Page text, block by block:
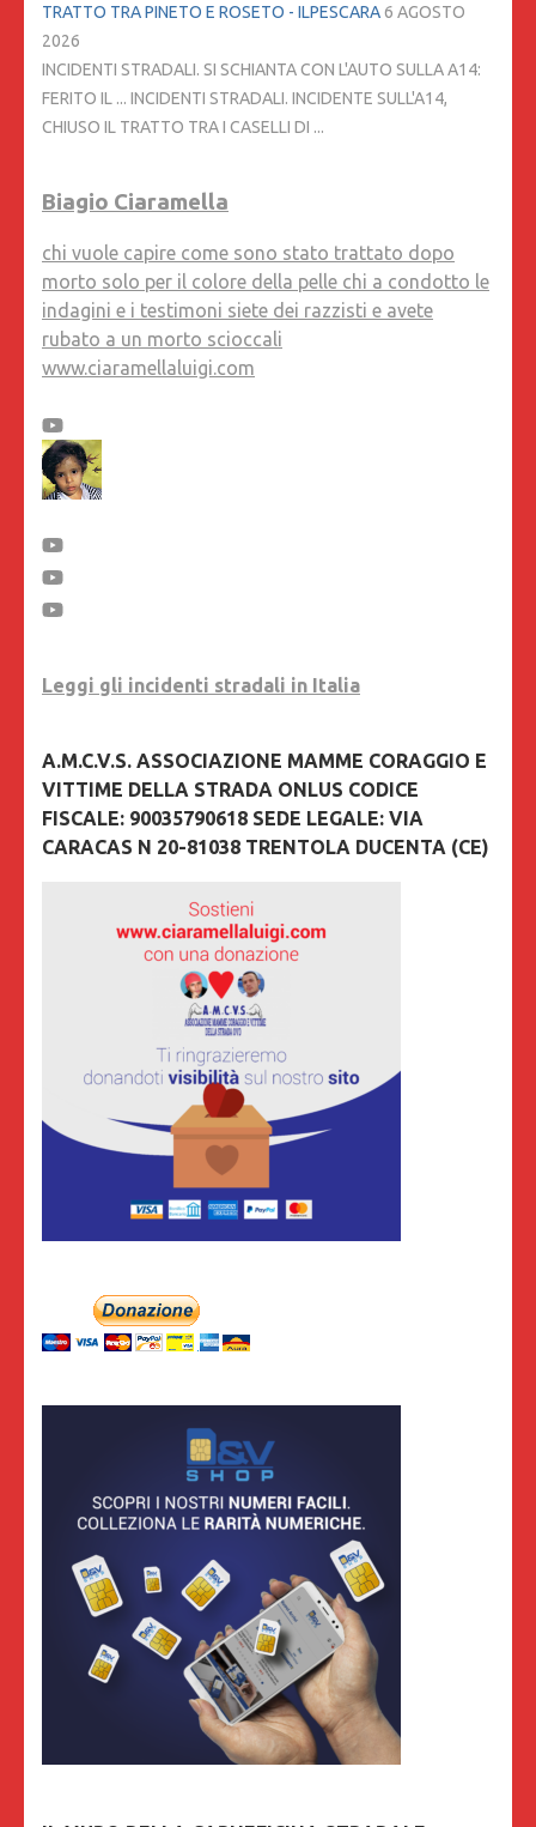
TRATTO TRA PINETO E ROSETO - ILPESCARA6 AGOSTO
2026
INCIDENTI STRADALI. SI SCHIANTA CON L'AUTO SULLA A14:
FERITO IL ... INCIDENTI STRADALI. INCIDENTE SULL'A14,
CHIUSO IL TRATTO TRA I CASELLI DI ...
Biagio Ciaramella
chi vuole capire come sono stato trattato dopo
morto solo per il colore della pelle chi a condotto le
indagini e i testimoni siete dei razzisti e avete
rubato a un morto scioccali
www.ciaramellaluigi.com
Leggi gli incidenti stradali in Italia
A.M.C.V.S. ASSOCIAZIONE MAMME CORAGGIO E
VITTIME DELLA STRADA ONLUS CODICE
FISCALE: 90035790618 SEDE LEGALE: VIA
CARACAS N 20-81038 TRENTOLA DUCENTA (CE)